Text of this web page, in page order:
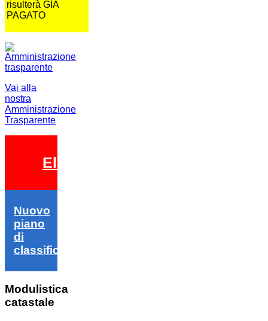
risulterà GIA
PAGATO
Vai alla
nostra
Amministrazione
Trasparente
Elezioni 2026
Nuovo
piano
di
classifica
Modulistica
catastale